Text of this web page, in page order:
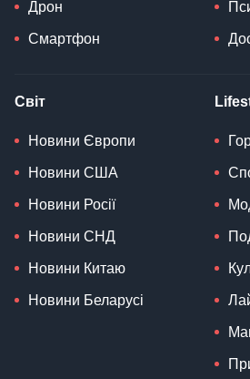
Дрон
Смартфон
Світ
Новини Європи
Новини США
Новини Росії
Новини СНД
Новини Китаю
Новини Беларусі